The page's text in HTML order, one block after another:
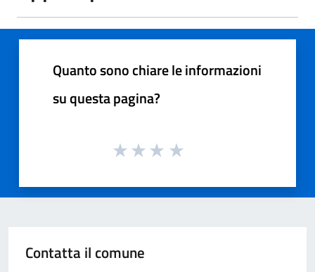
Quanto sono chiare le informazioni
su questa pagina?
Contatta il comune